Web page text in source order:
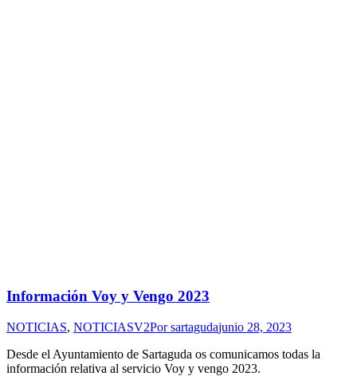
Información Voy y Vengo 2023
NOTICIAS, NOTICIASV2Porsartagudajunio 28, 2023
Desde el Ayuntamiento de Sartaguda os comunicamos todas la
información relativa al servicio Voy y vengo 2023.